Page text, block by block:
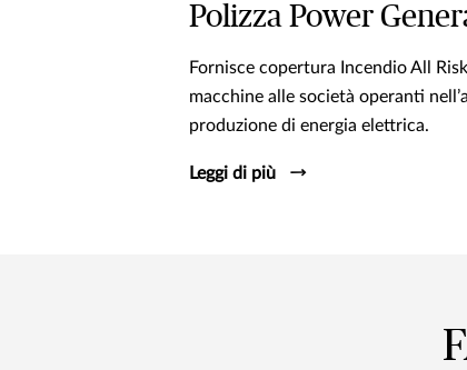
Polizza Power
Fornisce copertura Incendio All
macchine alle società operanti
produzione di energia elettrica.
Leggi di più